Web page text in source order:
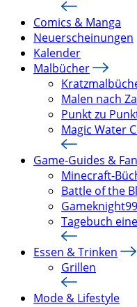
Comics & Manga
Neuerscheinungen
Kalender
Malbücher
Malen nach
Punkt zu
Magic Water
Game-Guides &
Minecraft-
Battle of the
Tagebuch
Essen & Trinken
Grillen
Mode & Lifestyle